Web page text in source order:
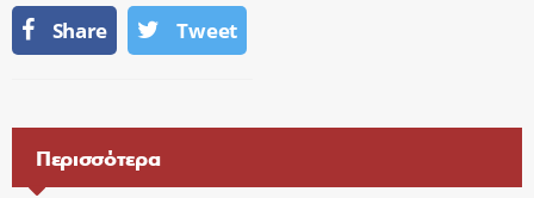
Share Tweet
Περισσότερα